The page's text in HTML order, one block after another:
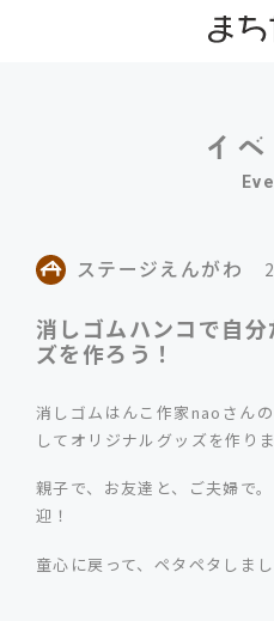
ステージえんがわ
消しゴムハンコで自
ズを作ろう！
消しゴムはんこ作家naoさん
してオリジナルグッズを作りま
親子で、お友達と、ご夫婦で
迎！
童心に戻って、ペタペタしまし